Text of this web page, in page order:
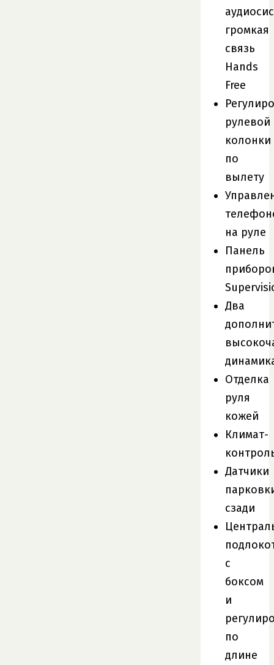
громкая
связь
Hands
Free
рулевой
колонки
по
вылету
на руле
Панель
Два
Отделка
руля
кожей
Климат-
Датчики
сзади
с
боксом
и
по
длине